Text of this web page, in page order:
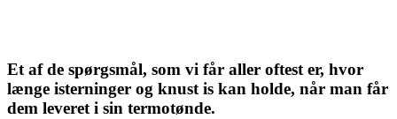
Et af de spørgsmål, som vi får aller oftest er, hvor
længe isterninger og knust is kan holde, når man får
dem leveret i sin termotønde.